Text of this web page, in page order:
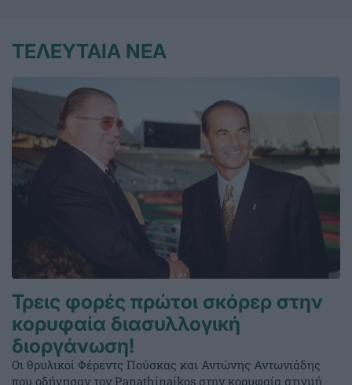
ΤΕΛΕΥΤΑΙΑ ΝΕΑ
Τρεις φορές πρώτοι σκόρερ στην
κορυφαία διασυλλογική
διοργάνωση!
Οι θρυλικοί Φέρεντς Πούσκας και Αντώνης Αντωνιάδης
που οδήγησαν τον Panathinaikos στην κορυφαία στιγμή